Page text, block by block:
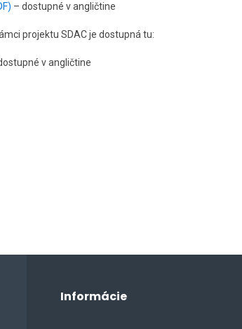
– dostupné v angličtine
projektu SDAC je dostupná tu:
v angličtine
Informácie